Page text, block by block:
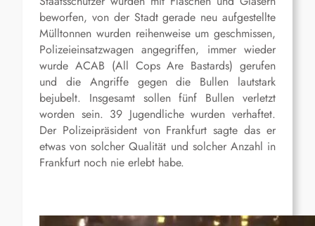
beworfen, von der Stadt gerade neu aufgestellte
Mülltonnen wurden reihenweise um geschmissen,
Polizeieinsatzwagen angegriffen, immer wieder
wurde ACAB (All Cops Are Bastards) gerufen
und die Angriffe gegen die Bullen lautstark
bejubelt. Insgesamt sollen fünf Bullen verletzt
worden sein. 39 Jugendliche wurden verhaftet.
Der Polizeipräsident von Frankfurt sagte das er
etwas von solcher Qualität und solcher Anzahl in
Frankfurt noch nie erlebt habe.